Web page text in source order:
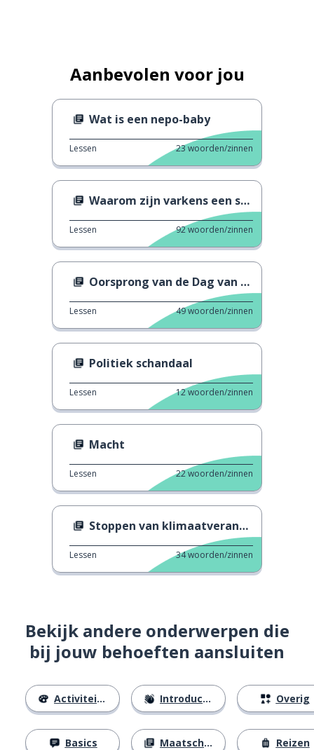
Aanbevolen voor jou
Wat is een nepo-baby
Lessen 23woorden/zinnen
Waarom zijn varkens een symbool van geluk?
Lessen 92woorden/zinnen
Oorsprong van de Dag van de arbeid
Lessen 49woorden/zinnen
Politiek schandaal
Lessen 12woorden/zinnen
Macht
Lessen 22woorden/zinnen
Stoppen van klimaatverandering
Lessen 34woorden/zinnen
Bekijk andere onderwerpen die
bij jouw behoeften aansluiten
Activiteiten
Basics
Introducties
Maatschappij
Overig
Reizen